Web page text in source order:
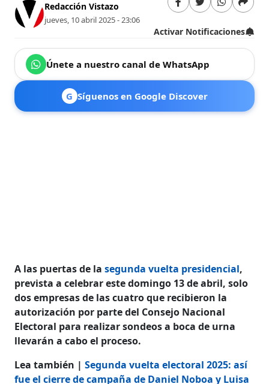
Redacción Vistazo
jueves, 10 abril 2025 - 23:06
Activar Notificaciones
Únete a nuestro canal de WhatsApp
G Síguenos en Google Discover
A las puertas de lasegunda vuelta presidencial,
prevista a celebrar este domingo 13 de abril, solo
dos empresas de las cuatro que recibieron la
autorización por parte del Consejo Nacional
Electoral para realizar sondeos a boca de urna
llevarán a cabo el proceso.
Lea también |Segunda vuelta electoral 2025: así
fue el cierre de campaña de Daniel Noboa y Luisa